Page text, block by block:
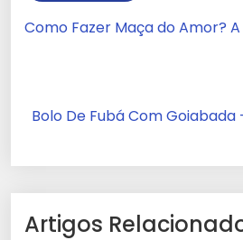
Como Fazer Maça do Amor?
Bolo De Fubá Com
Artigos